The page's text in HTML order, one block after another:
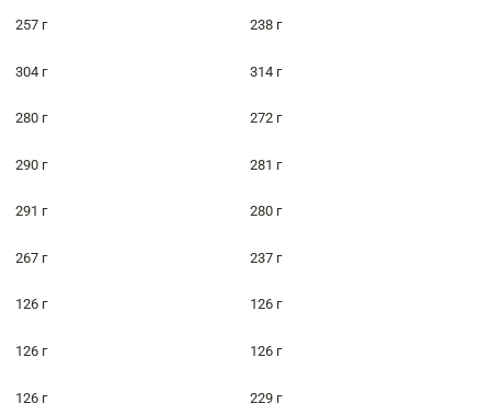
257 г 238 г
304 г 314 г
280 г 272 г
290 г 281 г
291 г 280 г
267 г 237 г
126 г 126 г
126 г 126 г
126 г 229 г